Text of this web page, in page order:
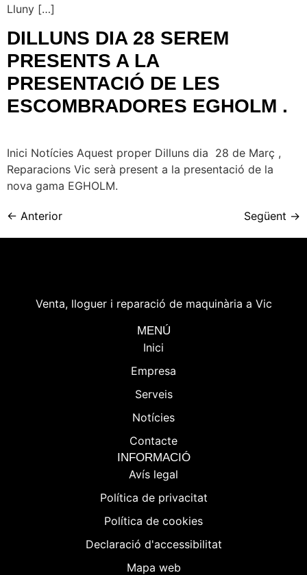
Lluny […]
DILLUNS DIA 28 SEREM
PRESENTS A LA
PRESENTACIÓ DE LES
ESCOMBRADORES EGHOLM .
Inici Notícies Aquest proper Dilluns dia 28 de Març ,
Reparacions Vic serà present a la presentació de la
nova gama EGHOLM.
← Anterior Següent →
Venta, lloguer i reparació de maquinària a Vic
MENÚ
Inici
Empresa
Serveis
Notícies
Contacte
INFORMACIÓ
Avís legal
Política de privacitat
Política de cookies
Declaració d'accessibilitat
Mapa web